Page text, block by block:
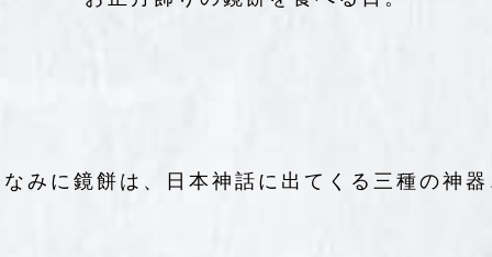
みに鏡餅は、日本神話に出てくる三種の神